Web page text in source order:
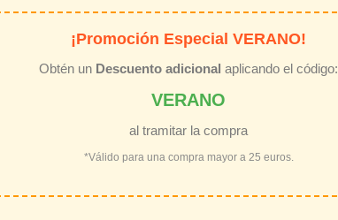
¡Promoción Especial VERANO!
Obtén un Descuento adicional aplicando el código:
VERANO
al tramitar la compra
*Válido para una compra mayor a 25 euros.